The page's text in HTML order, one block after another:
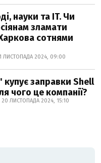
науки та IT. Чи
зламати
сотнями
ЛИСТОПАДА 2024, 09:00
заправки Shell
чого це компанії?
ЛИСТОПАДА 2024, 15:10